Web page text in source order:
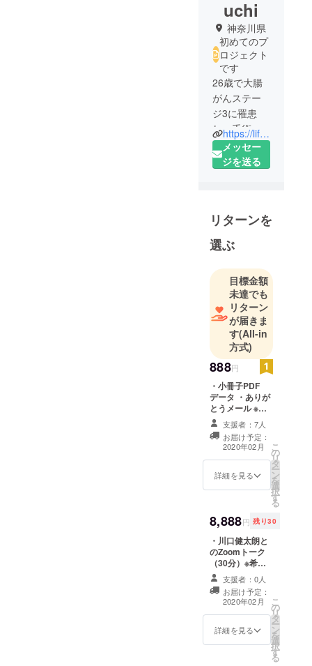
uchi
神奈川県
初めてのプ
ロジェクト
です
26歳で大腸
がんステー
ジ3に罹患
し、手術、
抗がん剤治
療を経験し
慣など、健
康的なライ
フスタイル
で転移再発
の不安と共
に生きて、5
年経過して
現在の保険
制度的には
寛解しまし
た。
現在は、複
数のがんサ
ロンや、が
ん患者支援
団体のボラ
自身の体験
講演するな
ど活動をし
ています。
また、この
プロジェク
トや他のプ
ロジェクト
実現のため
に「LIFE
https://life-activation.jimdosite.com
メッセー
ジを送る
リターンを
選ぶ
目標金額
未達でも
リターン
が届きま
す(All-in
方式)
888円
・小冊子PDF
データ ・ありが
とうメール ※小
冊子は協力医師
監修のもと、自
費制作となりま
す。 出版社は通
しません。
支援者：7人
お届け予定：
2020年02月
詳細を見る
こ
の
リ
タ
ー
ン
を
選
択
す
る
8,888円 残り30
・川口健太朗と
のZoomトーク
（30分）※希望
者のみ ・小冊子
５部 ・小冊子
PDFデータ ・あ
りがとうメール
※ご支援の際に、
Zoom希望と備
支援者：0人
お届け予定：
2020年02月
詳細を見る
こ
の
リ
タ
ー
ン
を
選
択
す
る